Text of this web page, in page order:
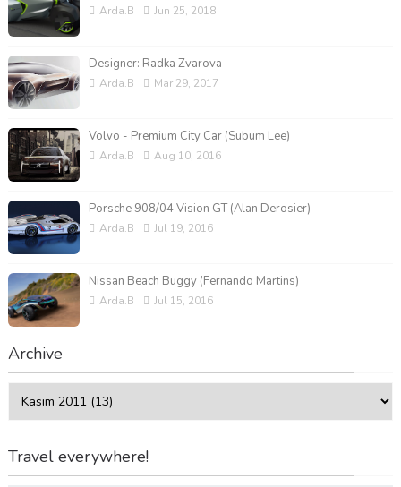
Arda.B Jun 25, 2018
Designer: Radka Zvarova
Arda.B Mar 29, 2017
Volvo - Premium City Car (Subum Lee)
Arda.B Aug 10, 2016
Porsche 908/04 Vision GT (Alan Derosier)
Arda.B Jul 19, 2016
Nissan Beach Buggy (Fernando Martins)
Arda.B Jul 15, 2016
Archive
Travel everywhere!